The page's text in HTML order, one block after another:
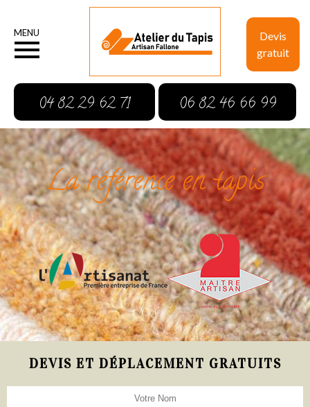
Devis
gratuit
MENU
04 82 29 62 71 06 82 46 66 99
La référence en tapis
DEVIS ET DÉPLACEMENT GRATUITS